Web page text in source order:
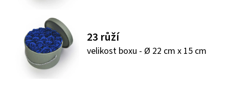
23 růží
velikost boxu - Ø 22 cm x 15 cm